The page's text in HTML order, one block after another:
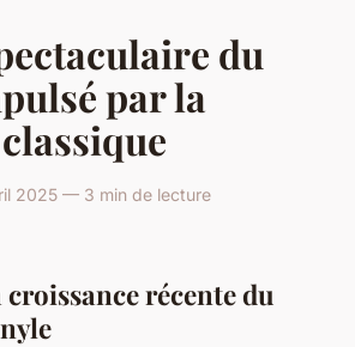
du
par la
2025 — 3 min de lecture
récente du